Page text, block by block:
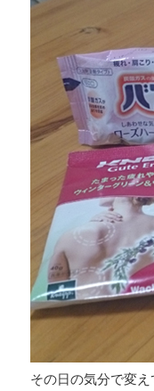
その日の気分で変